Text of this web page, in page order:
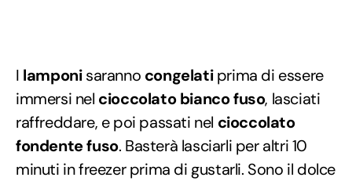
I lamponisaranno congelatiprima di essere
immersi nel cioccolato bianco fuso, lasciati
raffreddare, e poi passati nel cioccolato
fondente fuso. Basterà lasciarli per altri 10
minuti in freezer prima di gustarli. Sono il dolce